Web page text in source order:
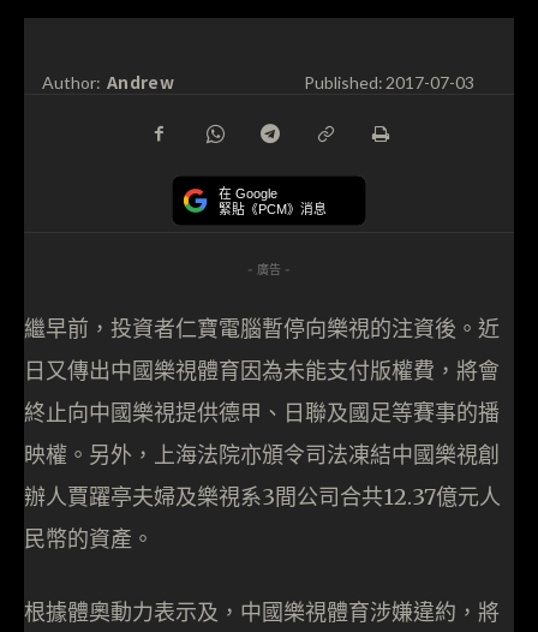
Author: Andrew Published:2017-07-03
在 Google
緊貼《PCM》消息
- 廣告 -
繼早前，投資者仁寶電腦暫停向樂視的注資後。近
日又傳出中國樂視體育因為未能支付版權費，將會
終止向中國樂視提供德甲、日聯及國足等賽事的播
映權。另外，上海法院亦頒令司法凍結中國樂視創
辦人賈躍亭夫婦及樂視系3間公司合共12.37億元人
民幣的資產。
根據體奧動力表示及，中國樂視體育涉嫌違約，將